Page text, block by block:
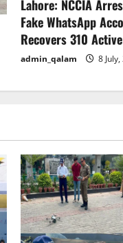
Lahore: NCCIA
Fake WhatsApp
Recovers 310
admin_qalam 8